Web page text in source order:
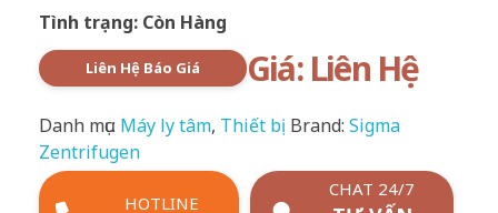
Tình trạng: Còn Hàng
Giá: Liên Hệ
Liên Hệ Báo Giá
HOTLINE
CHAT 24/7
Danh mục: Máy ly tâm, Thiết bị Brand: Sigma
Zentrifugen